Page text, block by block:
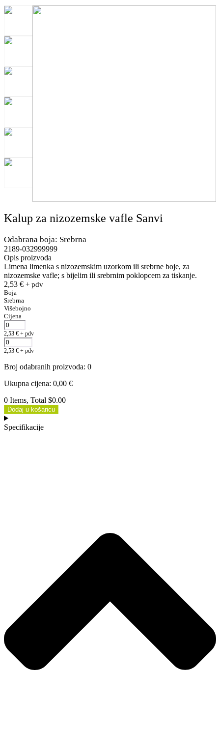
Kalup za nizozemske vafle Sanvi
Odabrana boja: Srebrna
2189-032999999
Opis proizvoda
Limena limenka s nizozemskim uzorkom ili srebrne boje, za
nizozemske vafle; s bijelim ili srebrnim poklopcem za tiskanje.
2,53 € + pdv
Boja
Srebrna
Višebojno
Cijena
2,53 € + pdv
2,53 € + pdv
Broj odabranih proizvoda: 0
Ukupna cijena: 0,00 €
0 Items, Total $0.00
Dodaj u košaricu
Specifikacije